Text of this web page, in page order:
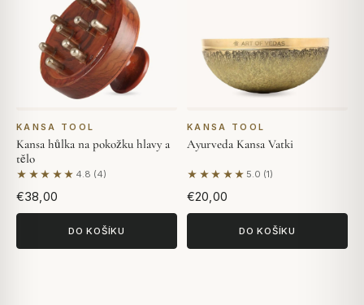
KANSA TOOL
Kansa hůlka na pokožku hlavy a
tělo
★★★★★ 4.8 (4)
Na základě 4 hodnocení
€38,00
DO KOŠÍKU
KANSA TOOL
Ayurveda Kansa Vatki
★★★★★ 5.0 (1)
Na základě 1 hodnocení
€20,00
DO KOŠÍKU